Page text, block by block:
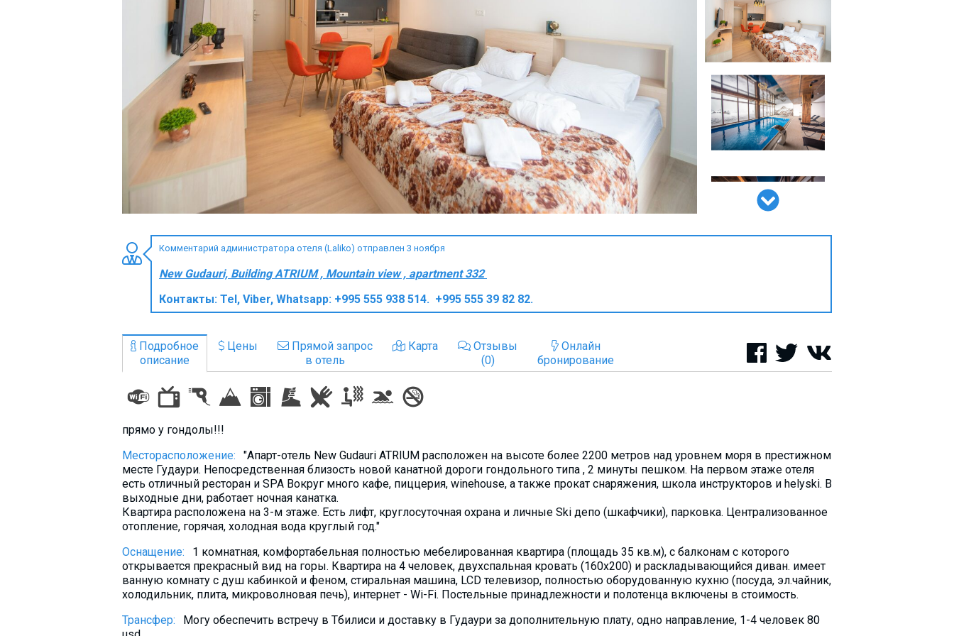
Комментарий администратора отеля (Laliko) отправлен 3 ноября
New Gudauri, Building ATRIUM , Mountain view , apartment 332
Контакты: Tel, Viber, Whatsapp: +995 555 938 514. +995 555 39 82 82.
Подробное
описание
Цены
Прямой запрос
в отель
Карта
Отзывы
(0)
Онлайн
бронирование
прямо у гондолы!!!
Месторасположение:
"Апарт-отель New Gudauri ATRIUM расположен на высоте более 2200 метров над уровнем моря в престижном
месте Гудаури. Непосредственная близость новой канатной дороги гондольного типа , 2 минуты пешком. На первом этаже отеля
есть отличный ресторан и SPA Вокруг много кафе, пиццерия, winehouse, а также прокат снаряжения, школа инструкторов и helyski. В
выходные дни, работает ночная канатка.
Квартира расположена на 3-м этаже. Есть лифт, круглосуточная охрана и личные Ski депо (шкафчики), парковка. Централизованное
отопление, горячая, холодная вода круглый год."
Оснащение:
1 комнатная, комфортабельная полностью мебeлированная квартира (площадь 35 кв.м), с балконам с которого
открывается прекрасный вид на горы. Квартира на 4 человек, двухспальная кровать (160х200) и раскладывающийся диван. имеет
ванную комнату с душ кабинкой и феном, стиральная машина, LCD телевизор, полностью оборудованную кухню (посуда, эл.чайник,
холодильник, плита, микроволновая печь), интернет - Wi-Fi. Постельные принадлежности и полотенца включены в стоимость.
Трансфер:
Могу обеспечить встречу в Тбилиси и доставку в Гудаури за дополнительную плату, одно направление, 1-4 человек 80
ПРОЖИВАНИЕ
Горячие предложения
Долгосрочная аренда
Визы и Документы
Мобильная связь
Безопасность